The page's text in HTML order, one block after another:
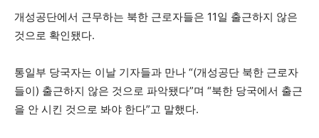
개성공단에서 근무하는 북한 근로자들은 11일 출근하지 않은
것으로 확인됐다.
통일부 당국자는 이날 기자들과 만나 “(개성공단 북한 근로자
들이) 출근하지 않은 것으로 파악됐다”며 “북한 당국에서 출근
을 안 시킨 것으로 봐야 한다”고 말했다.